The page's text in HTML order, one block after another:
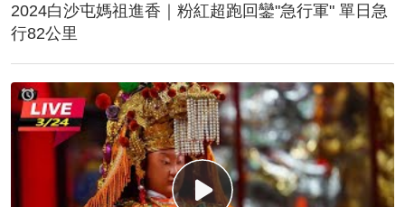
2024白沙屯媽祖進香｜粉紅超跑回鑾"急行軍" 單日急
行82公里